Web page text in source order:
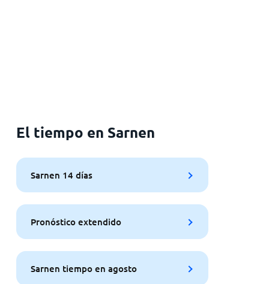
El tiempo en Sarnen
Sarnen 14 días
Pronóstico extendido
Sarnen tiempo en agosto